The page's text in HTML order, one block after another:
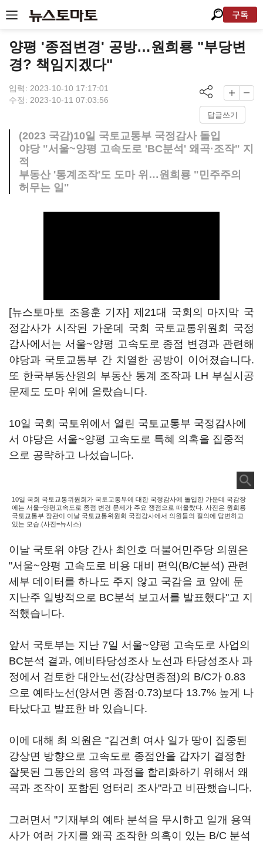
구독
양평 '종점변경' 공방…원희룡 "부당변
경? 책임지겠다"
입력: 2023-10-10 17:17:01
수정: 2023-10-11 07:03:56
답글쓰기
(2023 국감)10일 국토교통부 국정감사 돌입
야당 "서울~양평 고속도로 'BC분석' 왜곡·조작" 지
적
부동산 '통계조작'도 도마 위…원희룡 "민주주의
허무는 일"
[뉴스토마토 조용훈 기자] 제21대 국회의 마지막 국
정감사가 시작된 가운데 국회 국토교통위원회 국정
감사에서는 서울~양평 고속도로 종점 변경과 관련해
야당과 국토교통부 간 치열한 공방이 이어졌습니다.
또 한국부동산원의 부동산 통계 조작과 LH 부실시공
문제도 도마 위에 올랐습니다.
10일 국회 국토위에서 열린 국토교통부 국정감사에
서 야당은 서울~양평 고속도로 특혜 의혹을 집중적
으로 공략하고 나섰습니다.
10일 국회 국토교통위원회가 국토교통부에 대한 국정감사에 돌입한 가운데 국감장
에는 서울~양평고속도로 종점 변경 문제가 주요 쟁점으로 떠올랐다. 사진은 원희룡
국토교통부 장관이 이날 국토교통위원회 국정감사에서 의원들의 질의에 답변하고
있는 모습.(사진=뉴시스)
이날 국토위 야당 간사 최인호 더불어민주당 의원은
"서울~양평 고속도로 비용 대비 편익(B/C분석) 관련
세부 데이터를 하나도 주지 않고 국감을 코 앞에 둔
지난주 일방적으로 BC분석 보고서를 발표했다"고 지
적했습니다.
앞서 국토부는 지난 7일 서울~양평 고속도로 사업의
BC분석 결과, 예비타당성조사 노선과 타당성조사 과
정에서 검토한 대안노선(강상면종점)의 B/C가 0.83
으로 예타노선(양서면 종점·0.73)보다 13.7% 높게 나
타났다고 발표한 바 있습니다.
이에 대해 최 의원은 "김건희 여사 일가 땅이 집중된
강상면 방향으로 고속도로 종점안을 갑자기 결정한
잘못된 그동안의 용역 과정을 합리화하기 위해서 왜
곡과 조작이 포함된 엉터리 조사"라고 비판했습니다.
그러면서 "기재부의 예타 분석을 무시하고 일개 용역
사가 여러 가지를 왜곡 조작한 의혹이 있는 B/C 분석